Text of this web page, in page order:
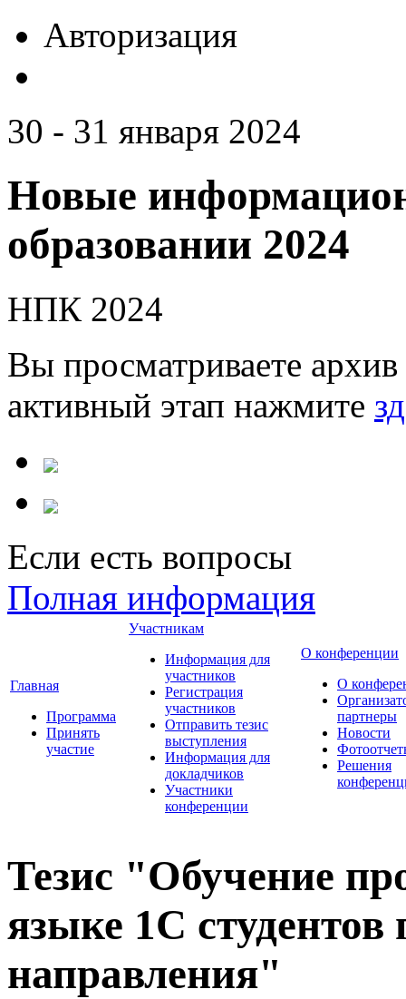
Авторизация
30 - 31 января 2024
Новые
образовании 2024
НПК 2024
Вы просматриваете
активный этап нажмите
Если есть вопросы
Полная информация
Главная
Программа
Принять
участие
Участникам
Информация для
участников
Регистрация
участников
Отправить тезис
выступления
Информация для
докладчиков
Участники
конференции
О конференции
О
партнеры
Новости
Решения
Тезис "Обучение
языке 1С студентов
направления"